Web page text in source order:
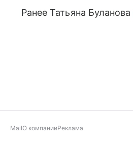
Ранее Татьяна Буланова
MailО компанииРеклама